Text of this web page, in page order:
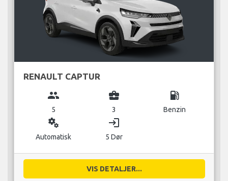
RENAULT CAPTUR
group
5
business_center
3
local_gas_station
Benzin
miscellaneous_services
Automatisk
login
5 Dør
VIS DETALJER...